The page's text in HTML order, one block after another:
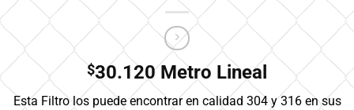
$30.120Metro Lineal
Esta Filtro los puede encontrar en calidad 304 y 316 en sus